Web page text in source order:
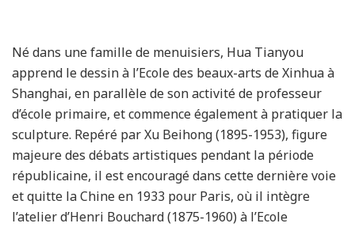
Né dans une famille de menuisiers, Hua Tianyou
apprend le dessin à l’Ecole des beaux-arts de Xinhua à
Shanghai, en parallèle de son activité de professeur
d’école primaire, et commence également à pratiquer la
sculpture. Repéré par Xu Beihong (1895-1953), figure
majeure des débats artistiques pendant la période
républicaine, il est encouragé dans cette dernière voie
et quitte la Chine en 1933 pour Paris, où il intègre
l’atelier d’Henri Bouchard (1875-1960) à l’Ecole